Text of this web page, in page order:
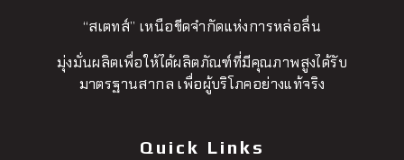
“สเตทส์” เหนือขีดจำกัดแห่งการหล่อลื่น
มุ่งมั่นผลิตเพื่อให้ได้ผลิตภัณฑ์ที่มีคุณภาพสูงได้รับ
มาตรฐานสากล เพื่อผู้บริโภคอย่างแท้จริง
Quick Links